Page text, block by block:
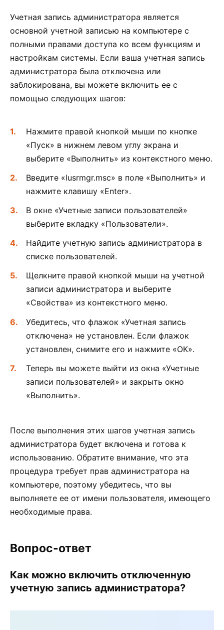
Учетная запись администратора является
основной учетной записью на компьютере с
полными правами доступа ко всем функциям и
настройкам системы. Если ваша учетная запись
администратора была отключена или
заблокирована, вы можете включить ее с
помощью следующих шагов:
Нажмите правой кнопкой мыши по кнопке
«Пуск» в нижнем левом углу экрана и
выберите «Выполнить» из контекстного меню.
Введите «lusrmgr.msc» в поле «Выполнить» и
нажмите клавишу «Enter».
В окне «Учетные записи пользователей»
выберите вкладку «Пользователи».
Найдите учетную запись администратора в
списке пользователей.
Щелкните правой кнопкой мыши на учетной
записи администратора и выберите
«Свойства» из контекстного меню.
Убедитесь, что флажок «Учетная запись
отключена» не установлен. Если флажок
установлен, снимите его и нажмите «ОК».
Теперь вы можете выйти из окна «Учетные
записи пользователей» и закрыть окно
«Выполнить».
После выполнения этих шагов учетная запись
администратора будет включена и готова к
использованию. Обратите внимание, что эта
процедура требует прав администратора на
компьютере, поэтому убедитесь, что вы
выполняете ее от имени пользователя, имеющего
необходимые права.
Вопрос-ответ
Как можно включить отключенную
учетную запись администратора?